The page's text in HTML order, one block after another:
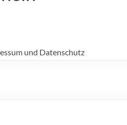
und Datenschutz